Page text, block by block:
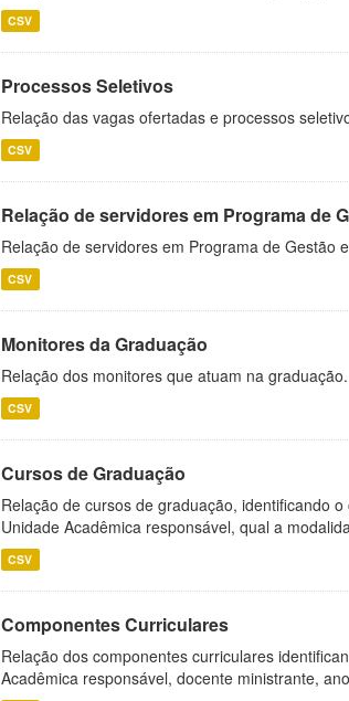
CSV
Processos Seletivos
Relação das vagas ofertadas e processos
CSV
Relação de servidores em Programa de
Relação de servidores em Programa de Gestão
CSV
Monitores da Graduação
Relação dos monitores que atuam na graduação.
CSV
Cursos de Graduação
Relação de cursos de graduação, identificando
Unidade Acadêmica responsável, qual a
CSV
Componentes Curriculares
Relação dos componentes curriculares
Acadêmica responsável, docente ministrante,